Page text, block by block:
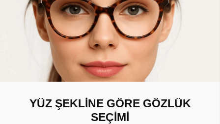
YÜZ ŞEKLİNE GÖRE GÖZLÜK
SEÇİMİ